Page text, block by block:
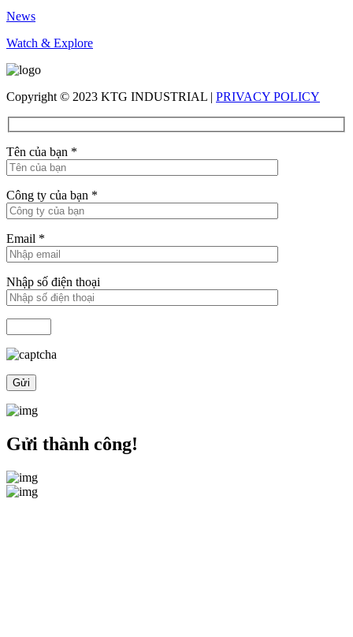
News
Watch & Explore
Copyright © 2023 KTG INDUSTRIAL | PRIVACY POLICY
Tên của bạn *
Công ty của bạn *
Email *
Nhập số điện thoại
Gửi thành công!